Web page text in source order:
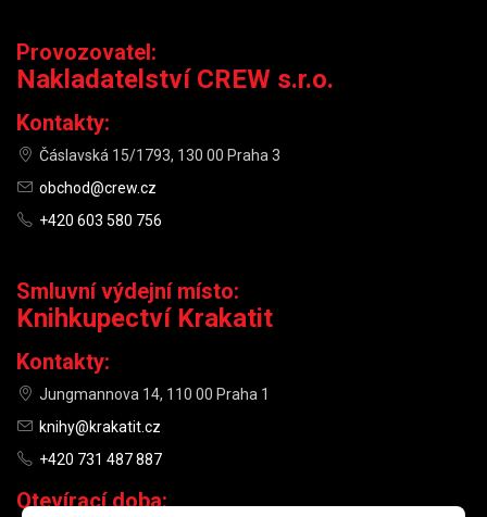
Provozovatel:
Nakladatelství CREW s.r.o.
Kontakty:
Čáslavská 15/1793, 130 00 Praha 3
obchod@crew.cz
+420 603 580 756
Smluvní výdejní místo:
Knihkupectví Krakatit
Kontakty:
Jungmannova 14, 110 00 Praha 1
knihy@krakatit.cz
+420 731 487 887
Otevírací doba: